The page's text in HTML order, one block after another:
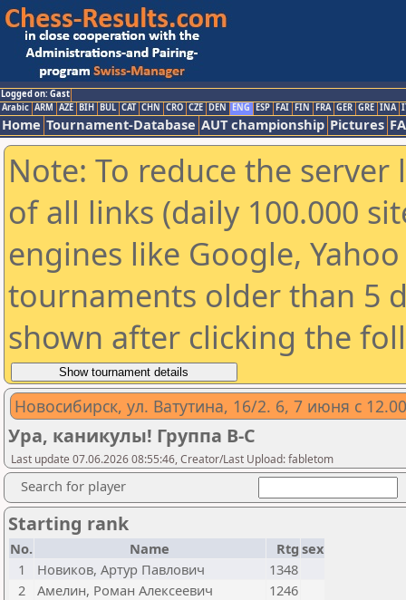
Logged on: Gast
Arabic ARM AZE BIH BUL CAT CHN CRO CZE DEN ENG ESP FAI FIN FRA GER GRE INA
Home Tournament-Database AUT championship Pictures
Note: To reduce the
of all links (daily 100.000
engines like Google,
tournaments older than 5
shown after clicking the
Новосибирск, ул. Ватутина, 16/2. 6, 7 июня с
Ура, каникулы! Группа В-С
Last update 07.06.2026 08:55:46, Creator/Last Upload: fabletom
Search for player
Starting rank
No. Name Rtg sex
1
Новиков, Артур Павлович
1348
2
Амелин, Роман Алексеевич
1246